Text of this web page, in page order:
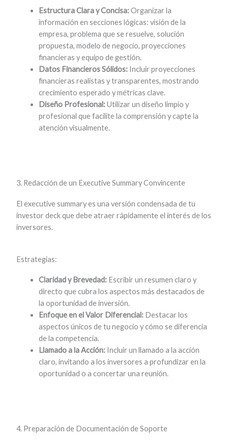
Estructura Clara y Concisa:Organizar la
información en secciones lógicas: visión de la
empresa, problema que se resuelve, solución
propuesta, modelo de negocio, proyecciones
financieras y equipo de gestión.
Datos Financieros Sólidos: Incluir proyecciones
financieras realistas y transparentes, mostrando
crecimiento esperado y métricas clave.
Diseño Profesional:Utilizar un diseño limpio y
profesional que facilite la comprensión y capte la
atención visualmente.
3. Redacción de un Executive Summary Convincente
El executive summary es una versión condensada de tu
investor deck que debe atraer rápidamente el interés de los
inversores.
Estrategias:
Claridad y Brevedad: Escribir un resumen claro y
directo que cubra los aspectos más destacados de
la oportunidad de inversión.
Enfoque en el Valor Diferencial: Destacar los
aspectos únicos de tu negocio y cómo se diferencia
de la competencia.
Llamado a la Acción: Incluir un llamado a la acción
claro, invitando a los inversores a profundizar en la
oportunidad o a concertar una reunión.
4. Preparación de Documentación de Soporte